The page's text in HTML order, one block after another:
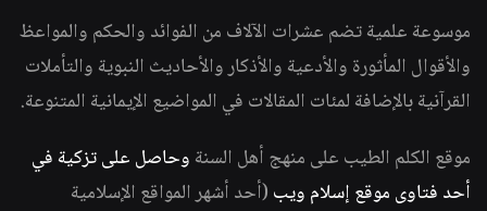
موسوعة علمية تضم عشرات الآلاف من الفوائد والحكم والمواعظ
والأقوال المأثورة والأدعية والأذكار والأحاديث النبوية والتأملات
القرآنية بالإضافة لمئات المقالات في المواضيع الإيمانية المتنوعة.
موقع الكلم الطيب على منهج أهل السنة وحاصل على تزكية في
أحد فتاوى موقع إسلام ويب (أحد أشهر المواقع الإسلامية